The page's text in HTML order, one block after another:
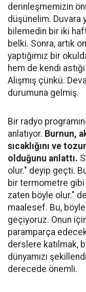
derinleşmemizin
düşünelim. Duvara
bilemedin bir iki
belki. Sonra, artık
yaptığımız bir
hem de kendi
Alışmış çünkü.
durumuna gelmiş.
Bir radyo
anlatıyor. Burnun,
sıcaklığını ve
olduğunu anlattı.
olur." deyip geçti.
bir termometre gibi
zaten böyle olur."
maalesef. Bu,
geçiyoruz. Onun
paramparça
derslere katılmak,
dünyamızı
derecede önemli.